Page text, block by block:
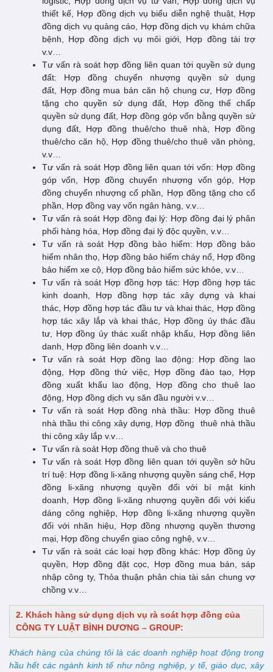
thiết kế, Hợp đồng dịch vụ biểu diễn nghệ thuật, Hợp
đồng dịch vụ quảng cáo, Hợp đồng dịch vụ khám chữa
bệnh, Hợp đồng dịch vụ môi giới, Hợp đồng tài trợ
v.v…
Tư vấn rà soát hợp đồng liên quan tới quyền sử dụng
đất: Hợp đồng chuyển nhượng quyền sử dụng
đất, Hợp đồng mua bán căn hộ chung cư, Hợp đồng
tặng cho quyền sử dụng đất, Hợp đồng thế chấp
quyền sử dụng đất, Hợp đồng góp vốn bằng quyền sử
dụng đất, Hợp đồng thuê/cho thuê nhà, Hợp đồng
thuê/cho căn hộ, Hợp đồng thuê/cho thuê văn phòng,
v.v…
Tư vấn rà soát Hợp đồng liên quan tới vốn: Hợp đồng
góp vốn, Hợp đồng chuyển nhượng vốn góp, Hợp
đồng chuyển nhượng cổ phần, Hợp đồng tặng cho cổ
phần, Hợp đồng vay vốn ngân hàng, v.v…
Tư vấn rà soát Hợp đồng đại lý: Hợp đồng đại lý phân
phối hàng hóa, Hợp đồng đại lý độc quyền, v.v…
Tư vấn rà soát Hợp đồng bảo hiểm: Hợp đồng bảo
hiểm nhân thọ, Hợp đồng bảo hiểm cháy nổ, Hợp đồng
bảo hiểm xe cộ, Hợp đồng bảo hiểm sức khỏe, v.v…
Tư vấn rà soát Hợp đồng hợp tác: Hợp đồng hợp tác
kinh doanh, Hợp đồng hợp tác xây dựng và khai
thác, Hợp đồng hợp tác đầu tư và khai thác, Hợp đồng
hợp tác xây lắp và khai thác, Hợp đồng ủy thác đầu
tư, Hợp đồng ủy thác xuất nhập khẩu, Hợp đồng liên
danh, Hợp đồng liên doanh v.v…
Tư vấn rà soát Hợp đồng lao động: Hợp đồng lao
động, Hợp đồng thử việc, Hợp đồng đào tạo, Hợp
đồng xuất khẩu lao động, Hợp đồng cho thuê lao
động, Hợp đồng dịch vụ săn đầu người v.v…
Tư vấn rà soát Hợp đồng nhà thầu: Hợp đồng thuê
nhà thầu thi công xây dựng, Hợp đồng thuê nhà thầu
thi công xây lắp v.v…
Tư vấn rà soát Hợp đồng thuê và cho thuê
Tư vấn rà soát Hợp đồng liên quan tới quyền sở hữu
trí tuệ: Hợp đồng li-xăng nhượng quyền sáng chế, Hợp
đồng li-xăng nhượng quyền đối với bí mật kinh
doanh, Hợp đồng li-xăng nhượng quyền đối với kiểu
dáng công nghiệp, Hợp đồng li-xăng nhượng quyền
đối với nhãn hiệu, Hợp đồng nhượng quyền thương
mại, Hợp đồng chuyển giao công nghệ, v.v…
Tư vấn rà soát các loại hợp đồng khác: Hợp đồng ủy
quyền, Hợp đồng đặt cọc, Hợp đồng mua bán, sáp
nhập công ty, Thỏa thuận phân chia tài sản chung vợ
chồng v.v…
2. Khách hàng sử dụng dịch vụ rà soát hợp đồng của
CÔNG TY LUẬT BÌNH DƯƠNG – GROUP:
Khách hàng của chúng tôi là các doanh nghiệp hoạt động trong
hầu hết các ngành kinh tế như nông nghiệp, y tế, giáo dục, xây